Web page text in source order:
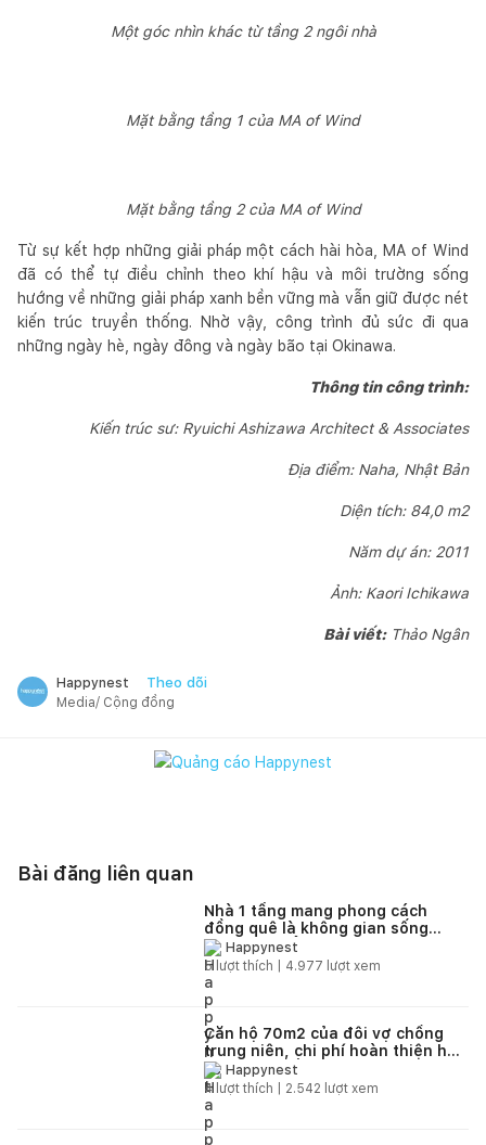
Một góc nhìn khác từ tầng 2 ngôi nhà
Mặt bằng tầng 1 của MA of Wind
Mặt bằng tầng 2 của MA of Wind
Từ sự kết hợp những giải pháp một cách hài hòa, MA of Wind
đã có thể tự điều chỉnh theo khí hậu và môi trường sống
hướng về những giải pháp xanh bền vững mà vẫn giữ được nét
kiến trúc truyền thống. Nhờ vậy, công trình đủ sức đi qua
những ngày hè, ngày đông và ngày bão tại Okinawa.
Thông tin công trình:
Kiến trúc sư: Ryuichi Ashizawa Architect & Associates
Địa điểm: Naha, Nhật Bản
Diện tích: 84,0 m2
Năm dự án: 2011
Ảnh: Kaori Ichikawa
Bài viết:Thảo Ngân
Happynest Theo dõi
Media/ Cộng đồng
Bài đăng liên quan
Nhà 1 tầng mang phong cách
đồng quê là không gian sống
tuyệt vời để tận hưởng thiên
nhiên yên bình
Happynest
5 lượt thích | 4.977 lượt xem
Căn hộ 70m2 của đôi vợ chồng
trung niên, chi phí hoàn thiện hết
350 triệu đồng
Happynest
4 lượt thích | 2.542 lượt xem